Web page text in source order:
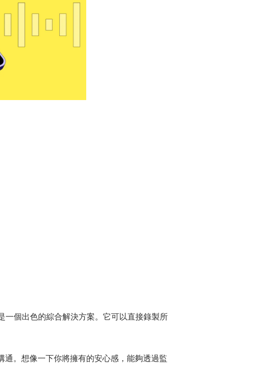
一個出色的綜合解決方案。它可以直接錄製所
。想像一下你將擁有的安心感，能夠透過監